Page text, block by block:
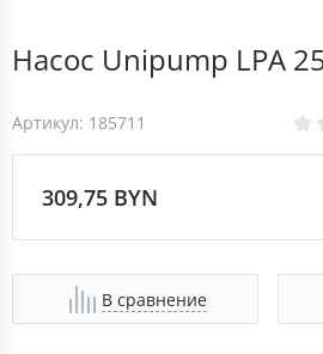
Насос Unipump LPA
Артикул: 185711
309,75 BYN
В сравнение